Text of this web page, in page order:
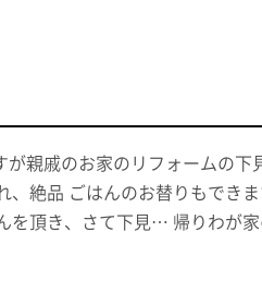
親戚のお家のリフォームの下
、絶品 ごはんのお替りもでき
を頂き、さて下見… 帰りわが家